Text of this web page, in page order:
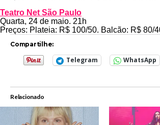
Teatro Net São Paulo
Quarta, 24 de maio. 21h
Preços: Plateia: R$ 100/50. Balcão: R$ 80/
Compartilhe:
Telegram WhatsApp
Relacionado